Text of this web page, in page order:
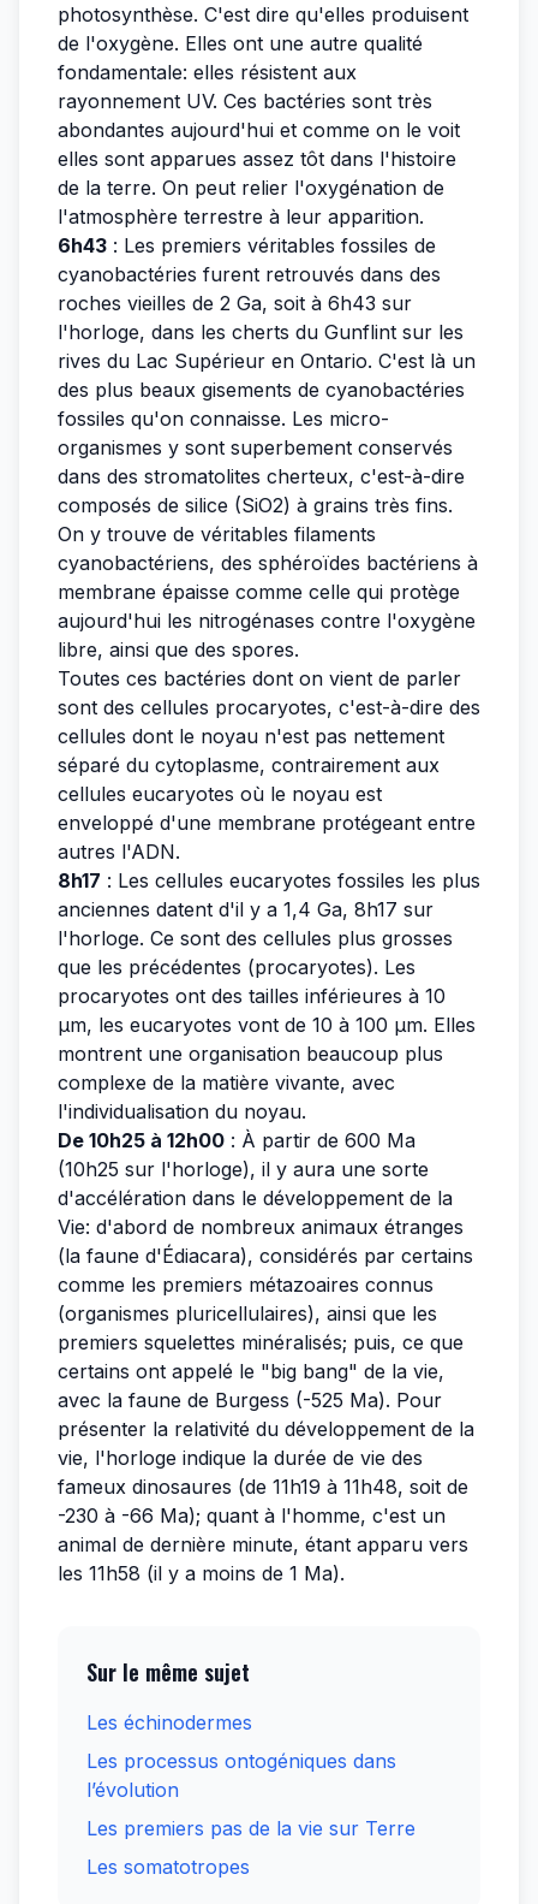
photosynthèse. C'est dire qu'elles produisent
de l'oxygène. Elles ont une autre qualité
fondamentale: elles résistent aux
rayonnement UV. Ces bactéries sont très
abondantes aujourd'hui et comme on le voit
elles sont apparues assez tôt dans l'histoire
de la terre. On peut relier l'oxygénation de
l'atmosphère terrestre à leur apparition.
6h43 : Les premiers véritables fossiles de
cyanobactéries furent retrouvés dans des
roches vieilles de 2 Ga, soit à 6h43 sur
l'horloge, dans les cherts du Gunflint sur les
rives du Lac Supérieur en Ontario. C'est là un
des plus beaux gisements de cyanobactéries
fossiles qu'on connaisse. Les micro-
organismes y sont superbement conservés
dans des stromatolites cherteux, c'est-à-dire
composés de silice (SiO2) à grains très fins.
On y trouve de véritables filaments
cyanobactériens, des sphéroïdes bactériens à
membrane épaisse comme celle qui protège
aujourd'hui les nitrogénases contre l'oxygène
libre, ainsi que des spores.
Toutes ces bactéries dont on vient de parler
sont des cellules procaryotes, c'est-à-dire des
cellules dont le noyau n'est pas nettement
séparé du cytoplasme, contrairement aux
cellules eucaryotes où le noyau est
enveloppé d'une membrane protégeant entre
autres l'ADN.
8h17 : Les cellules eucaryotes fossiles les plus
anciennes datent d'il y a 1,4 Ga, 8h17 sur
l'horloge. Ce sont des cellules plus grosses
que les précédentes (procaryotes). Les
procaryotes ont des tailles inférieures à 10
µm, les eucaryotes vont de 10 à 100 µm. Elles
montrent une organisation beaucoup plus
complexe de la matière vivante, avec
l'individualisation du noyau.
De 10h25 à 12h00 : À partir de 600 Ma
(10h25 sur l'horloge), il y aura une sorte
d'accélération dans le développement de la
Vie: d'abord de nombreux animaux étranges
(la faune d'Édiacara), considérés par certains
comme les premiers métazoaires connus
(organismes pluricellulaires), ainsi que les
premiers squelettes minéralisés; puis, ce que
certains ont appelé le "big bang" de la vie,
avec la faune de Burgess (-525 Ma). Pour
présenter la relativité du développement de la
vie, l'horloge indique la durée de vie des
fameux dinosaures (de 11h19 à 11h48, soit de
-230 à -66 Ma); quant à l'homme, c'est un
animal de dernière minute, étant apparu vers
les 11h58 (il y a moins de 1 Ma).
Sur le même sujet
Les échinodermes
Les processus ontogéniques dans
l’évolution
Les premiers pas de la vie sur Terre
Les somatotropes